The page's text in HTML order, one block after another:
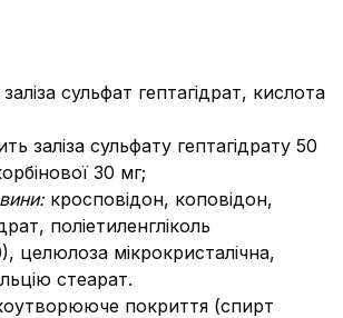
заліза сульфат гептагідрат, кислота
заліза сульфату гептагідрату 50
30 мг;
кросповідон, коповідон,
поліетиленгліколь
целюлоза мікрокристалічна,
стеарат.
покриття (спирт